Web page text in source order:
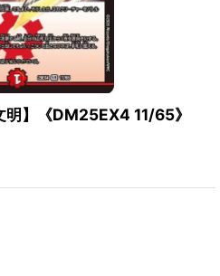
】《DM25EX4 11/65》